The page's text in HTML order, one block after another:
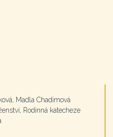
Madla Chadimová
Rodinná katecheze